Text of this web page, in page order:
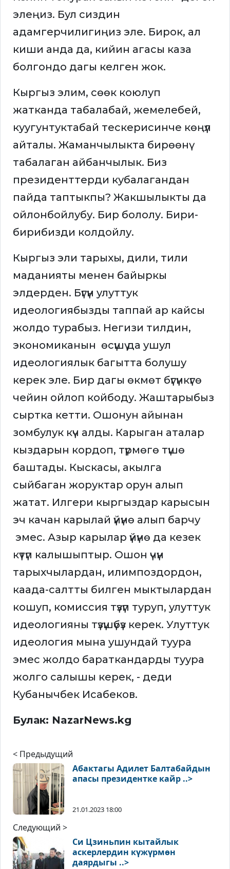
элеңиз. Бул сиздин
адамгерчилигиңиз эле. Бирок, ал
киши анда да, кийин агасы каза
болгондо дагы келген жок.
Кыргыз элим, сөөк коюлуп
жатканда табалабай, жемелебей,
куугунтуктабай тескерисинче көңүл
айталы. Жаманчылыкта бирөөнү
табалаган айбанчылык. Биз
президенттерди кубалагандан
пайда таптыкпы? Жакшылыкты да
ойлонбойлубу. Бир бололу. Бири-
бирибизди колдойлу.
Кыргыз эли тарыхы, дили, тили
маданияты менен байыркы
элдерден. Бүгүн улуттук
идеологиябызды таппай ар кайсы
жолдо турабыз. Негизи тилдин,
экономиканын өсүшү да ушул
идеологиялык багытта болушу
керек эле. Бир дагы өкмөт бүгүнкүгө
чейин ойлоп койбоду. Жаштарыбыз
сыртка кетти. Ошонун айынан
зомбулук күч алды. Карыган аталар
кыздарын кордоп, түрмөгө түшө
баштады. Кыскасы, акылга
сыйбаган жоруктар орун алып
жатат. Илгери кыргыздар карысын
эч качан карылай үйүнө алып барчу
эмес. Азыр карылар үйүнө да кезек
күтүп калышыптыр. Ошон үчүн
тарыхчылардан, илимпоздордон,
каада-салтты билген мыктылардан
кошуп, комиссия түзүп туруп, улуттук
идеологияны түзүшүбүз керек. Улуттук
идеология мына ушундай туура
эмес жолдо бараткандарды туура
жолго салышы керек, - деди
Кубанычбек Исабеков.
Булак: NazarNews.kg
< Предыдущий
Абактагы Адилет Балтабайдын
апасы президентке кайр ..>
21.01.2023 18:00
Следующий >
Си Цзиньпин кытайлык
аскерлердин күжүрмөн
даярдыгы ..>